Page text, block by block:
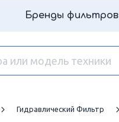
Бренды фильтров
Гидравлический Фильтр